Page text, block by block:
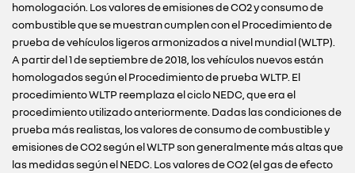
homologación. Los valores de emisiones de CO2 y consumo de
combustible que se muestran cumplen con el Procedimiento de
prueba de vehículos ligeros armonizados a nivel mundial (WLTP).
A partir del 1 de septiembre de 2018, los vehículos nuevos están
homologados según el Procedimiento de prueba WLTP. El
procedimiento WLTP reemplaza el ciclo NEDC, que era el
procedimiento utilizado anteriormente. Dadas las condiciones de
prueba más realistas, los valores de consumo de combustible y
emisiones de CO2 según el WLTP son generalmente más altas que
las medidas según el NEDC. Los valores de CO2 (el gas de efecto